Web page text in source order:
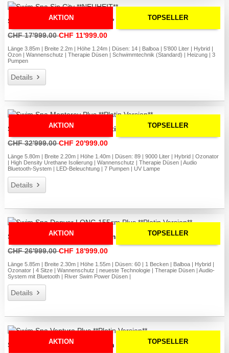
AKTION TOPSELLER
Swim Spa Sin City **NEUHEIT**
CHF 17'999.00CHF 11'999.00
Länge 3.85m | Breite 2.2m | Höhe 1.24m | Düsen: 14 | Balboa | 5'800 Liter | Hybrid |
Ozon | Wannenschutz | Therapie Düsen | Schwimmtechnik (Standard) | Heizung | 3
Pumpen
Details
AKTION TOPSELLER
Swim Spa Monterey Plus **Platin Version**
CHF 32'999.00CHF 20'999.00
Länge 5.80m | Breite 2.20m | Höhe 1.40m | Düsen: 89 | 9000 Liter | Hybrid | Ozonator
| High Density Urethane Isolierung | Wannenschutz | Therapie Düsen | Audio
Bluetooth-System | LED-Beleuchtung | 7 Pumpen | UV Lampe
Details
AKTION TOPSELLER
Swim Spa Denver LONG 155cm Plus **Platin Version**
CHF 26'999.00CHF 18'999.00
Länge 5.85m | Breite 2.30m | Höhe 1.55m | Düsen: 60 | 1 Becken | Balboa | Hybrid |
Ozonator | 4 Sitze | Wannenschutz | neueste Technologie | Therapie Düsen | Audio-
System mit Bluetooth | River Swim Power Düsen |
Details
AKTION TOPSELLER
Swim Spa Ventura Plus **Platin Version**